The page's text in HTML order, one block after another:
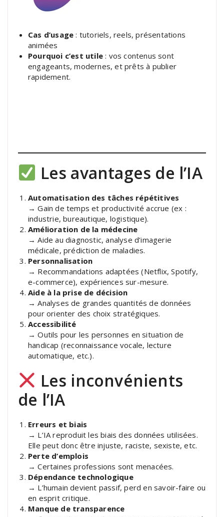
Cas d’usage : tutoriels, reels, présentations
animées
Pourquoi c’est utile : vos contenus sont
engageants, modernes, et prêts à publier
rapidement.
Les avantages de l’IA
Automatisation des tâches répétitives
→ Gain de temps et productivité accrue (ex :
industrie, bureautique, logistique).
Amélioration de la médecine
→ Aide au diagnostic, analyse d’imagerie
médicale, prédiction de maladies.
Personnalisation
→ Recommandations adaptées (Netflix, Spotify,
e-commerce), expériences sur-mesure.
Aide à la prise de décision
→ Analyses de grandes quantités de données
pour orienter des choix stratégiques.
Accessibilité
→ Outils pour les personnes en situation de
handicap (reconnaissance vocale, lecture
automatique, etc.).
Les inconvénients
de l’IA
Erreurs et biais
→ L’IA reproduit les biais des données utilisées.
Elle peut donc être injuste, raciste, sexiste, etc.
Perte d’emplois
→ Certaines professions sont menacées.
Dépendance technologique
→ L’humain devient passif, perd en savoir-faire ou
en esprit critique.
Manque de transparence